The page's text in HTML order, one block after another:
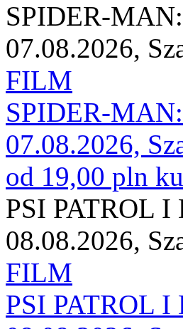
SPIDER-
07.08.2026,
FILM
SPIDER-
07.08.2026,
od 19,00 pln
PSI PATROL
08.08.2026,
FILM
PSI PATROL